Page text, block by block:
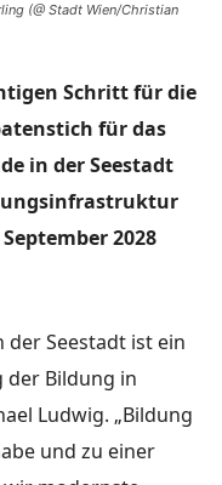
(@ Stadt Wien/Christian
Schritt für die
für das
in der Seestadt
2028
Seestadt ist ein
der Bildung in
Ludwig. „Bildung
und zu einer